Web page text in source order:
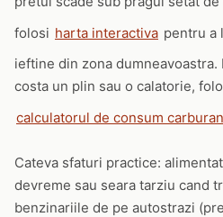
folosi harta interactiva pentru a
ieftine din zona dumneavoastra.
costa un plin sau o calatorie,
calculatorul de consum
Cateva sfaturi practice:
devreme sau seara tarziu cand
benzinariile de pe autostrazi